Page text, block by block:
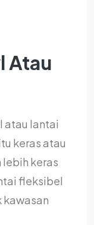
Atau
atau lantai
keras atau
keras
fleksibel
kawasan